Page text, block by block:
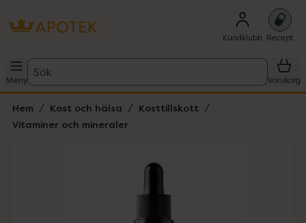
Kundklubb Recept
Meny
Sök
Varukorg
Hem Kost och hälsa
Kosttillskott
Vitaminer och mineraler
Lista: . Innehåller 1 objekt.